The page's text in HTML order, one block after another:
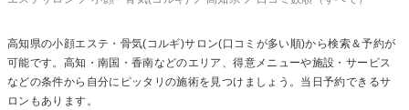
高知県の小顔エステ・骨気(コルギ)サロン(口コミが多い順)から検索＆予約が
可能です。高知・南国・香南などのエリア、得意メニューや施設・サービス
などの条件から自分にピッタリの施術を見つけましょう。当日予約できるサ
ロンもあります。